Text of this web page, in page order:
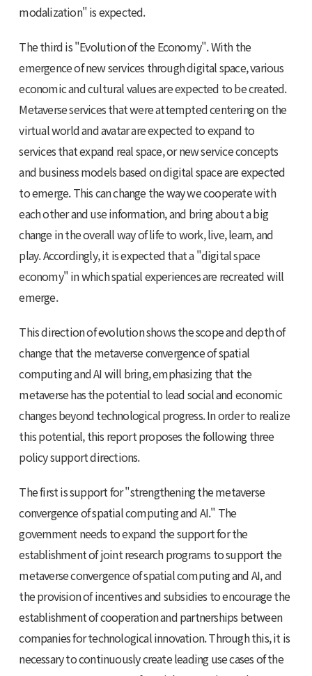
modalization" is expected.
The third is "Evolution of the Economy". With the
emergence of new services through digital space, various
economic and cultural values are expected to be created.
Metaverse services that were attempted centering on the
virtual world and avatar are expected to expand to
services that expand real space, or new service concepts
and business models based on digital space are expected
to emerge. This can change the way we cooperate with
each other and use information, and bring about a big
change in the overall way of life to work, live, learn, and
play. Accordingly, it is expected that a "digital space
economy" in which spatial experiences are recreated will
emerge.
This direction of evolution shows the scope and depth of
change that the metaverse convergence of spatial
computing and AI will bring, emphasizing that the
metaverse has the potential to lead social and economic
changes beyond technological progress. In order to realize
this potential, this report proposes the following three
policy support directions.
The first is support for "strengthening the metaverse
convergence of spatial computing and AI." The
government needs to expand the support for the
establishment of joint research programs to support the
metaverse convergence of spatial computing and AI, and
the provision of incentives and subsidies to encourage the
establishment of cooperation and partnerships between
companies for technological innovation. Through this, it is
necessary to continuously create leading use cases of the